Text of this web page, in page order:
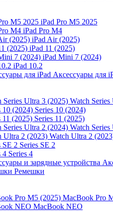
iPad Pro M5 2025
iPad Pro M4
iPad Air (2025)
iPad 11 (2025)
iPad Mini 7 (2024)
iPad 10.2
Аксессуары для
Watch
Series 10 (2024)
Series 11 (2025)
Watch
Watch Ultra 2
Series SE 2
Series 4
Ремешки
MacBook Pro
MacBook NEO